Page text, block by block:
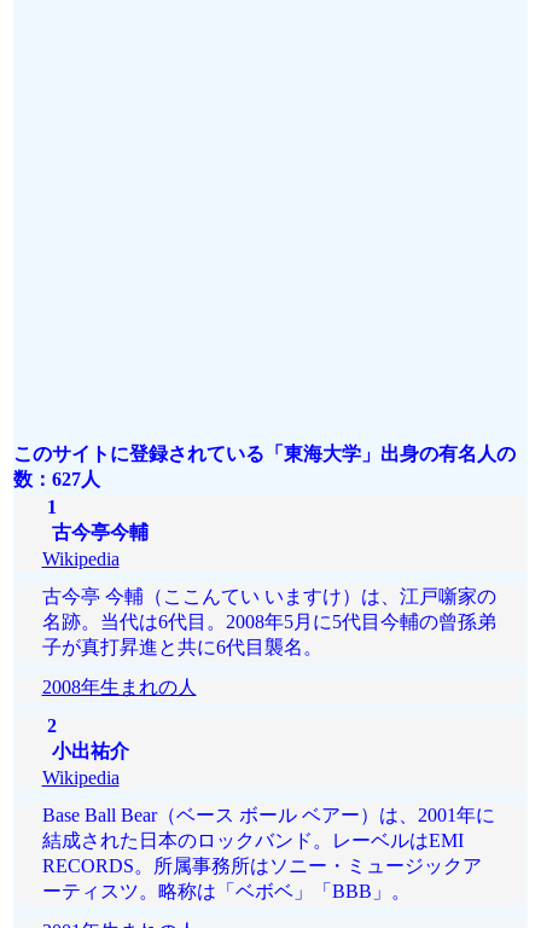
このサイトに登録されている「東海大学」出身の有名人の
数：627人
1
古今亭今輔
Wikipedia
古今亭 今輔（ここんてい いますけ）は、江戸噺家の
名跡。当代は6代目。2008年5月に5代目今輔の曾孫弟
子が真打昇進と共に6代目襲名。
2008年生まれの人
2
小出祐介
Wikipedia
Base Ball Bear（ベース ボール ベアー）は、2001年に
結成された日本のロックバンド。レーベルはEMI
RECORDS。所属事務所はソニー・ミュージックア
ーティスツ。略称は「ベボベ」「BBB」。